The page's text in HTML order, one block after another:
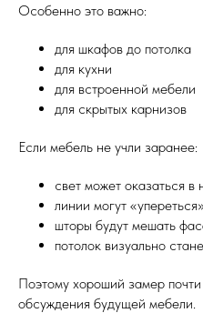
Особенно это важно:
для шкафов до потолка
для кухни
для встроенной мебели
для скрытых карнизов
Если мебель не учли заранее:
свет может оказаться
линии могут
шторы будут мешать
потолок визуально
Поэтому хороший замер
обсуждения будущей мебели.